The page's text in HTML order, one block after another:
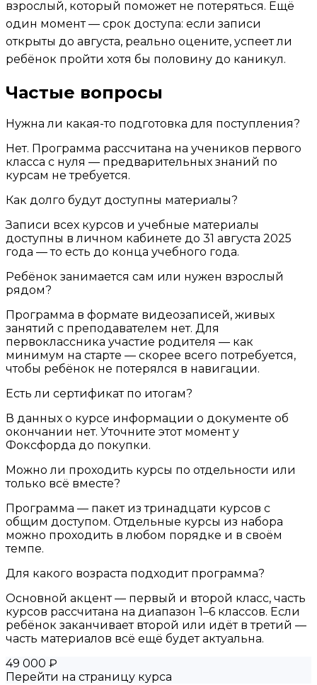
взрослый, который поможет не потеряться. Ещё
один момент — срок доступа: если записи
открыты до августа, реально оцените, успеет ли
ребёнок пройти хотя бы половину до каникул.
Частые вопросы
Нужна ли какая-то подготовка для поступления?
Нет. Программа рассчитана на учеников первого
класса с нуля — предварительных знаний по
курсам не требуется.
Как долго будут доступны материалы?
Записи всех курсов и учебные материалы
доступны в личном кабинете до 31 августа 2025
года — то есть до конца учебного года.
Ребёнок занимается сам или нужен взрослый
рядом?
Программа в формате видеозаписей, живых
занятий с преподавателем нет. Для
первоклассника участие родителя — как
минимум на старте — скорее всего потребуется,
чтобы ребёнок не потерялся в навигации.
Есть ли сертификат по итогам?
В данных о курсе информации о документе об
окончании нет. Уточните этот момент у
Фоксфорда до покупки.
Можно ли проходить курсы по отдельности или
только всё вместе?
Программа — пакет из тринадцати курсов с
общим доступом. Отдельные курсы из набора
можно проходить в любом порядке и в своём
темпе.
Для какого возраста подходит программа?
Основной акцент — первый и второй класс, часть
курсов рассчитана на диапазон 1–6 классов. Если
ребёнок заканчивает второй или идёт в третий —
часть материалов всё ещё будет актуальна.
49 000 ₽
Перейти на страницу курса